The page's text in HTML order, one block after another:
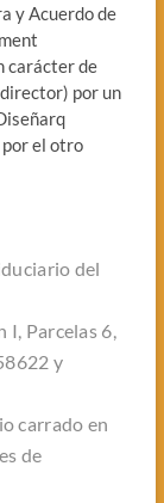
y Acuerdo de
carácter de
por un
por el otro
del
Parcelas 6,
y
carrado en
de